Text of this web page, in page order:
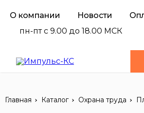
О компании Новости
пн-пт с 9.00 до 18.00 МСК
Главная Каталог Охрана труда